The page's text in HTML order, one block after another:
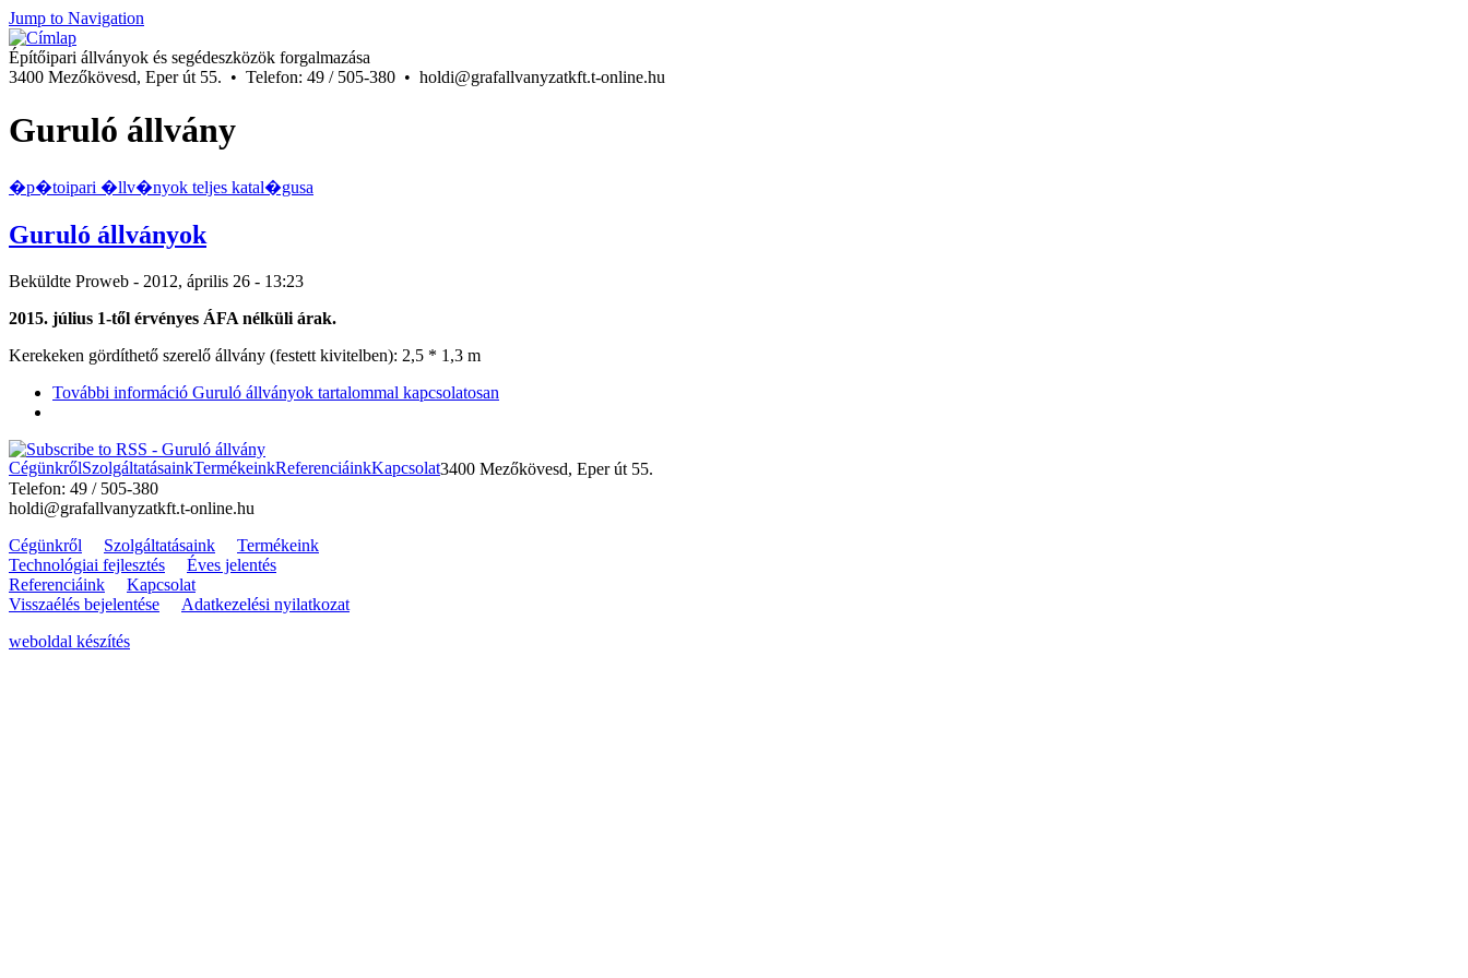
Jump to Navigation
Építőipari állványok és segédeszközök forgalmazása
3400 Mezőkövesd, Eper út 55. • Telefon: 49 / 505-380 • holdi@grafallvanyzatkft.t-online.hu
Guruló állvány
�p�toipari �llv�nyok teljes katal�gusa
Guruló állványok
Beküldte Proweb - 2012, április 26 - 13:23
2015. július 1-től érvényes ÁFA nélküli árak.
Kerekeken gördíthető szerelő állvány (festett kivitelben): 2,5 * 1,3 m
További információ Guruló állványok tartalommal kapcsolatosan
CégünkrőlSzolgáltatásainkTermékeinkReferenciáinkKapcsolat3400 Mezőkövesd, Eper út 55.
Telefon: 49 / 505-380
holdi@grafallvanyzatkft.t-online.hu
Cégünkről
Szolgáltatásaink
Termékeink
Technológiai fejlesztés
Éves jelentés
Referenciáink
Kapcsolat
Visszaélés bejelentése
Adatkezelési nyilatkozat
weboldal készítés